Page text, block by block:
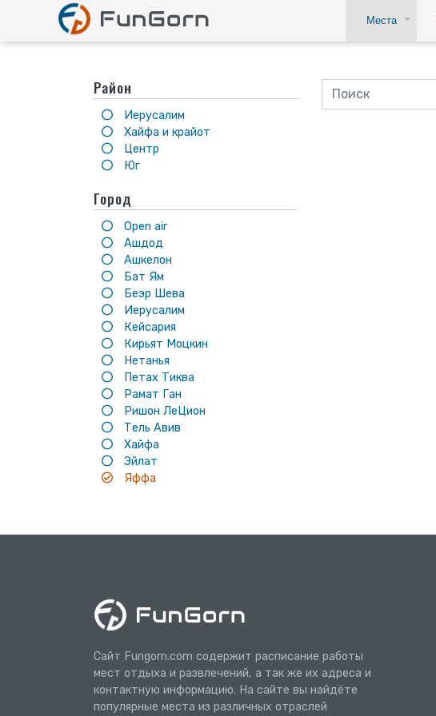
Места
Район
Иерусалим
Хайфа и крайот
Центр
Юг
Город
Open air
Ашдод
Ашкелон
Бат Ям
Беэр Шева
Иерусалим
Кейсария
Кирьят Моцкин
Нетанья
Петах Тиква
Рамат Ган
Ришон ЛеЦион
Тель Авив
Хайфа
Эйлат
Яффа
Сайт Fungorn.com содержит расписание работы
мест отдыха и развлечений, а так же их адреса и
контактную информацию. На сайте вы найдёте
популярные места из различных отраслей